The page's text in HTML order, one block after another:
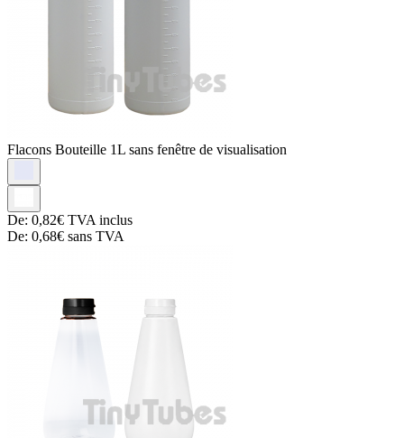
Flacons Bouteille 1L sans fenêtre de visualisation
De: 0,82€ TVA inclus
De: 0,68€ sans TVA